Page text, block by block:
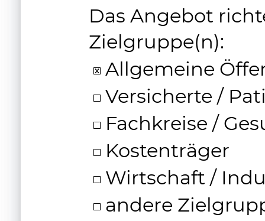
Das Angebot
Zielgruppe(n):
Allgemeine
Versicherte /
Fachkreise /
Kostenträger
Wirtschaft /
andere